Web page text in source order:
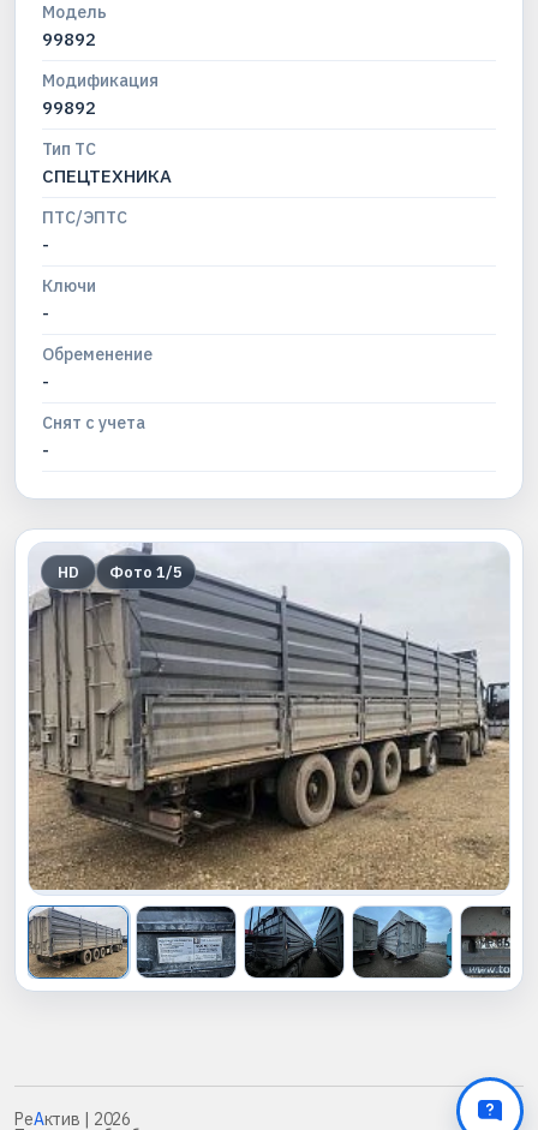
Модель
99892
Модификация
99892
Тип ТС
СПЕЦТЕХНИКА
ПТС/ЭПТС
-
Ключи
-
Обременение
-
Снят с учета
-
HD Фото 1/5
РеАктив | 2026